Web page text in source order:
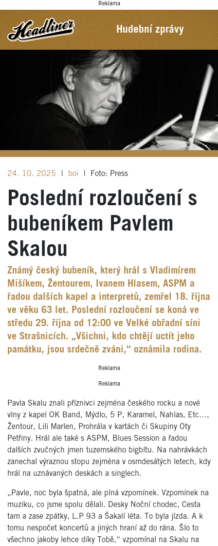
Reklama
Hudební zprávy
24. 10. 2025 boi Foto: Press
Poslední rozloučení s
bubeníkem Pavlem
Skalou
Známý český bubeník, který hrál s Vladimírem
Mišíkem, Žentourem, Ivanem Hlasem, ASPM a
řadou dalších kapel a interpretů, zemřel 18. října
ve věku 63 let. Poslední rozloučení se koná ve
středu 29. října od 12:00 ve Velké obřadní síni
ve Strašnicích. „Všichni, kdo chtějí uctít jeho
památku, jsou srdečně zváni,“ oznámila rodina.
Reklama
Reklama
Pavla Skalu znali příznivci zejména českého rocku a nové
vlny z kapel OK Band, Mýdlo, 5 P, Karamel, Nahlas, Etc…,
Žentour, Lili Marlen, Prohrála v kartách či Skupiny Oty
Petřiny. Hrál ale také s ASPM, Blues Session a řadou
dalších zvučných jmen tuzemského bigbítu. Na nahrávkách
zanechal výraznou stopu zejména v osmdesátých letech, kdy
hrál na uznávaných deskách a singlech.
„Pavle, noc byla špatná, ale plná vzpomínek. Vzpomínek na
muziku, co jsme spolu dělali. Desky Noční chodec, Cesta
tam a zase zpátky, L.P 93 a Šakalí léta. To byla jízda. A k
tomu nespočet koncertů a jiných hraní až do rána. Šlo to
všechno jakoby lehce díky Tobě,“ vzpomínal na Skalu na